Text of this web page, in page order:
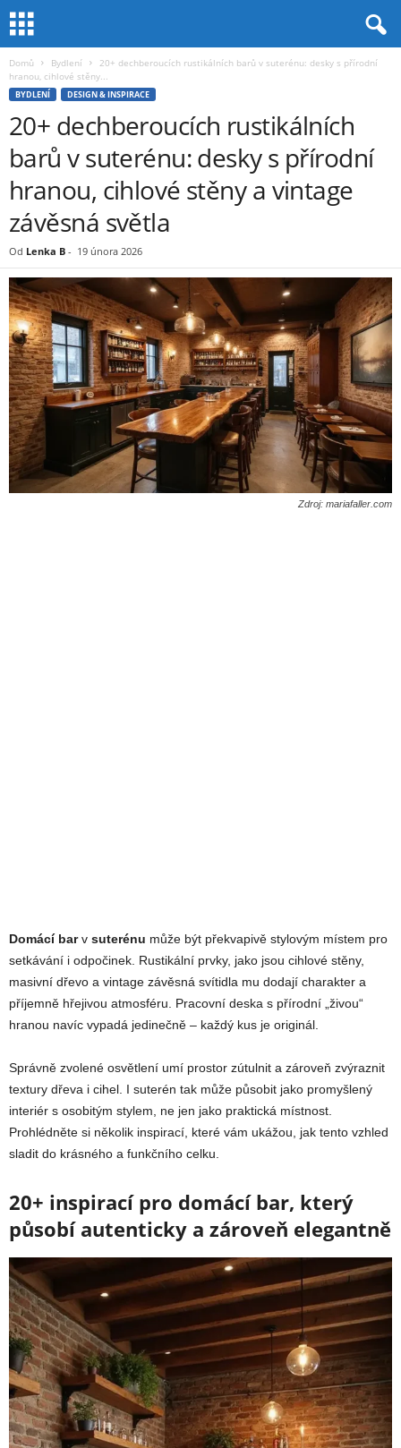
Domů Bydlení
20+ dechberoucích rustikálních barů v suterénu: desky s přírodní
hranou, cihlové stěny...
BYDLENÍ DESIGN & INSPIRACE
20+ dechberoucích rustikálních
barů v suterénu: desky s přírodní
hranou, cihlové stěny a vintage
závěsná světla
Od Lenka B - 19 února 2026
Zdroj: mariafaller.com
Domácí barv suterénu může být překvapivě stylovým místem pro
setkávání i odpočinek. Rustikální prvky, jako jsou cihlové stěny,
masivní dřevo a vintage závěsná svítidla mu dodají charakter a
příjemně hřejivou atmosféru. Pracovní deska s přírodní „živou“
hranou navíc vypadá jedinečně – každý kus je originál.
Správně zvolené osvětlení umí prostor zútulnit a zároveň zvýraznit
textury dřeva i cihel. I suterén tak může působit jako promyšlený
interiér s osobitým stylem, ne jen jako praktická místnost.
Prohlédněte si několik inspirací, které vám ukážou, jak tento vzhled
sladit do krásného a funkčního celku.
20+ inspirací pro domácí bar, který
působí autenticky a zároveň elegantně